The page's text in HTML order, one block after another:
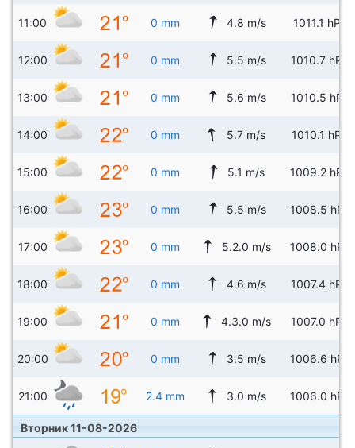
11:00 0 mm 4.8 m/s 1011.1 hPa
12:00 0 mm 5.5 m/s 1010.7 hPa
13:00 0 mm 5.6 m/s 1010.5 hPa
14:00 0 mm 5.7 m/s 1010.1 hPa
15:00 0 mm 5.1 m/s 1009.2 hPa
16:00 0 mm 5.5 m/s 1008.5 hPa
17:00 0 mm 5.2.0 m/s 1008.0 hPa
18:00 0 mm 4.6 m/s 1007.4 hPa
19:00 0 mm 4.3.0 m/s 1007.0 hPa
20:00 0 mm 3.5 m/s 1006.6 hPa
21:00 2.4 mm 3.0 m/s 1006.0 hPa
Вторник 11-08-2026